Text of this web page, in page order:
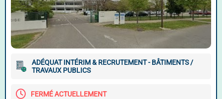
ADÉQUAT INTÉRIM & RECRUTEMENT - BÂTIMENTS /
TRAVAUX PUBLICS
FERMÉ ACTUELLEMENT